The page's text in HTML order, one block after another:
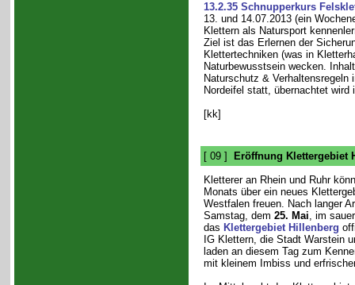
13.2.35 Schnupperkurs
13. und 14.07.2013 (ein
Klettern als Natursport
Ziel ist das Erlernen der
Klettertechniken (was in
Naturbewusstsein wecken.
Naturschutz &
Nordeifel statt, übernachtet
[kk]
[ 09 ]
Eröffnung Klettergebiet
Kletterer an Rhein und Ruhr
Monats über ein neues
Westfalen freuen. Nach langer
Samstag, dem 25. Mai, im
das Klettergebiet Hillenberg
IG Klettern, die Stadt Warstein
laden an diesem Tag zum
mit kleinem Imbiss und